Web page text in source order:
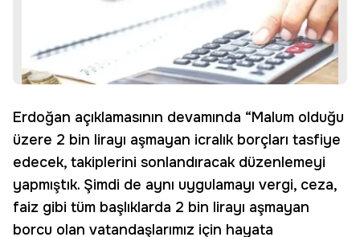
Erdoğan açıklamasının devamında “Malum olduğu
üzere 2 bin lirayı aşmayan icralık borçları tasfiye
edecek, takiplerini sonlandıracak düzenlemeyi
yapmıştık. Şimdi de aynı uygulamayı vergi, ceza,
faiz gibi tüm başlıklarda 2 bin lirayı aşmayan
borcu olan vatandaşlarımız için hayata